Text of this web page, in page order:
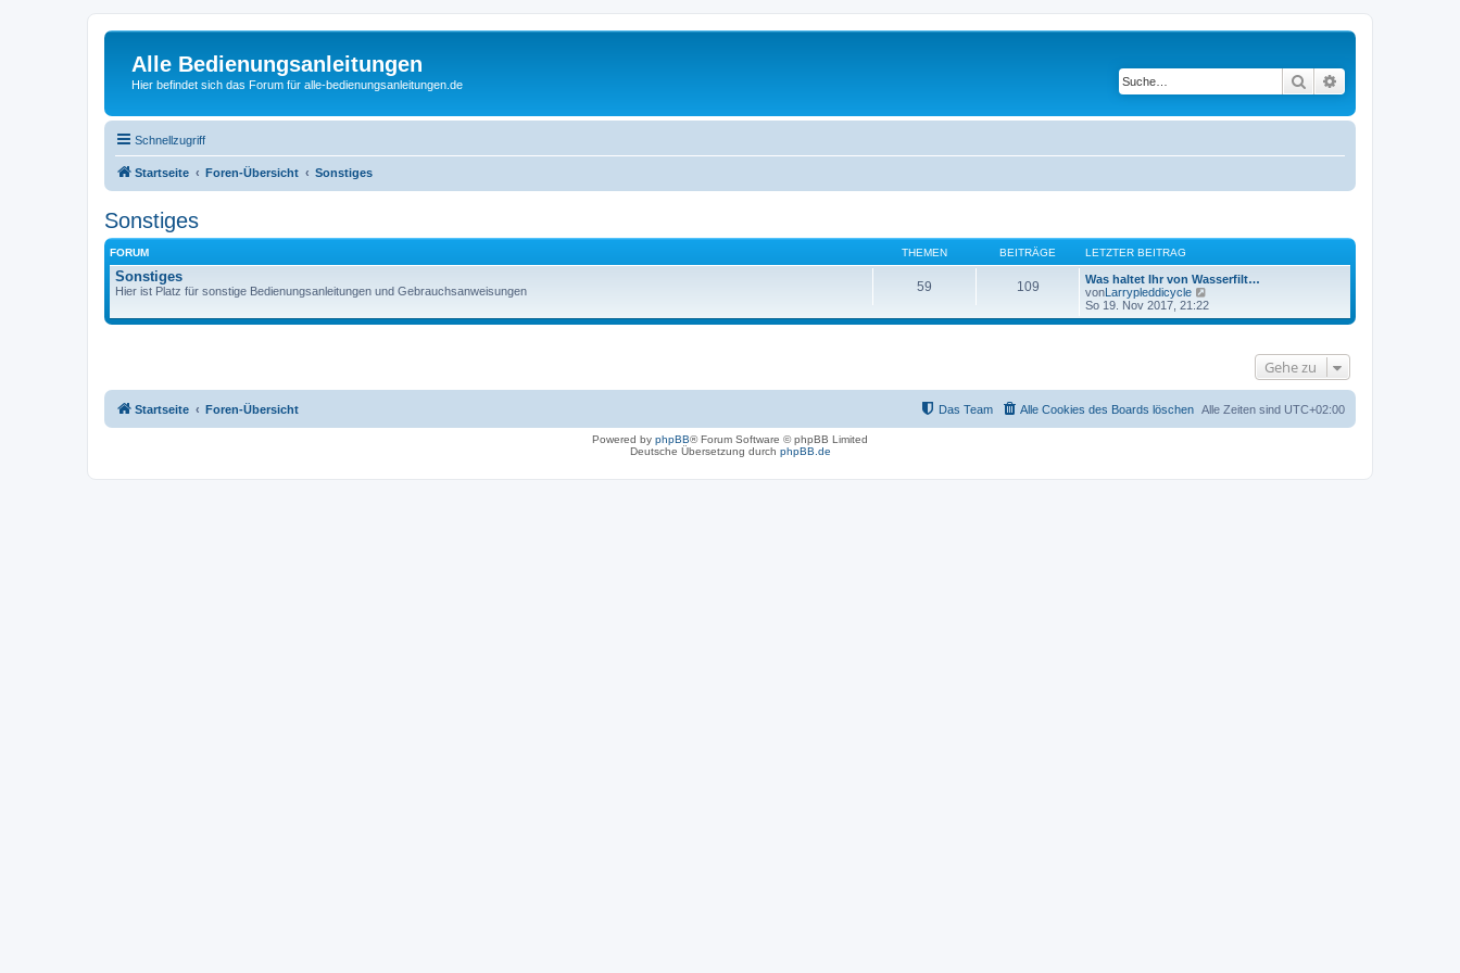
Alle Bedienungsanleitungen
Hier befindet sich das Forum für alle-bedienungsanleitungen.de Suche
Schnellzugriff
Startseite Foren-Übersicht Sonstiges
Sonstiges
FORUM THEMEN BEITRÄGE LETZTER BEITRAG
Sonstiges
Hier ist Platz für sonstige Bedienungsanleitungen und Gebrauchsanweisungen 59 109
Was haltet Ihr von Wasserfilt…
vonLarrypleddicycle
e
u
e
So 19. Nov 2017, 21:22
Gehe zu
Startseite Foren-Übersicht Alle Zeiten sind UTC+02:00
Alle Cookies des Boards löschen
Das Team
Powered by phpBB® Forum Software © phpBB Limited
Deutsche Übersetzung durch phpBB.de